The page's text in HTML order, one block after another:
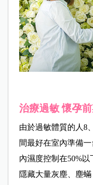
治療過敏 懷孕
由於過敏體質的人8
間最好在室內準備
內濕度控制在50%
隱藏大量灰塵、塵